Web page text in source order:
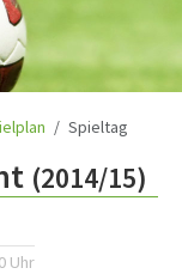
Spieltag
(2014/15)
Uhr